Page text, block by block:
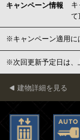
キャンペーン情報
て
※キャンペーン適用に
※次回更新予定日は、
建物詳細を見る